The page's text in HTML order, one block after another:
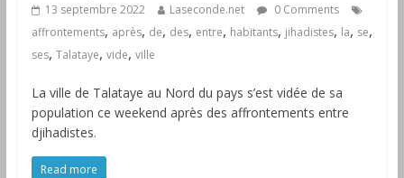
13 septembre 2022 Laseconde.net
0 Comments
affrontements, après, de, des, entre, habitants, jihadistes, la, se,
ses, Talataye, vide, ville
La ville de Talataye au Nord du pays s’est vidée de sa
population ce weekend après des affrontements entre
djihadistes.
Read more